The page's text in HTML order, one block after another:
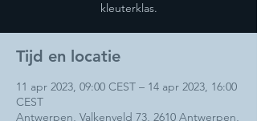
kleuterklas.
Tijd en locatie
11 apr 2023, 09:00 CEST – 14 apr 2023, 16:00
CEST
Antwerpen, Valkenveld 73, 2610 Antwerpen,